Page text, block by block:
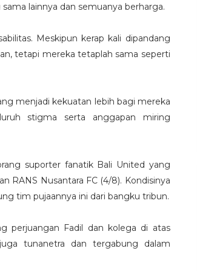
lainnya dan semuanya berharga.
Meskipun kerap kali dipandang
tetapi mereka tetaplah sama seperti
menjadi kekuatan lebih bagi mereka
stigma serta anggapan miring
suporter fanatik Bali United yang
RANS Nusantara FC (4/8). Kondisinya
tim pujaannya ini dari bangku tribun.
perjuangan Fadil dan kolega di atas
tunanetra dan tergabung dalam